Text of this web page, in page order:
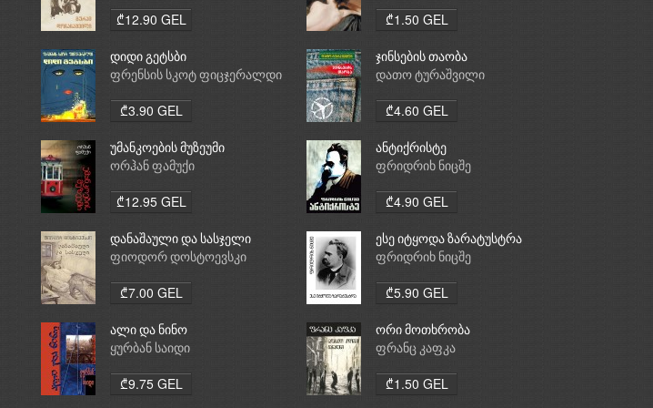
₾12.90 GEL ₾1.50 GEL
დიდი გეტსბი
ფრენსის სკოტ ფიცჯერალდი
₾3.90 GEL
ჯინსების თაობა
დათო ტურაშვილი
₾4.60 GEL
უმანკოების მუზეუმი
ორჰან ფამუქი
₾12.95 GEL
ანტიქრისტე
ფრიდრიხ ნიცშე
₾4.90 GEL
დანაშაული და სასჯელი
ფიოდორ დოსტოევსკი
₾7.00 GEL
ესე იტყოდა ზარატუსტრა
ფრიდრიხ ნიცშე
₾5.90 GEL
ალი და ნინო
ყურბან საიდი
₾9.75 GEL
ორი მოთხრობა
ფრანც კაფკა
₾1.50 GEL